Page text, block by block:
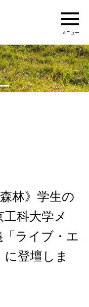
メニュー
て
方へ
林》学生の
科大学メ
ライブ・エ
登壇しま